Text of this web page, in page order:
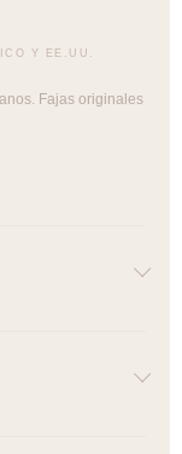
Y EE.UU.
Fajas originales